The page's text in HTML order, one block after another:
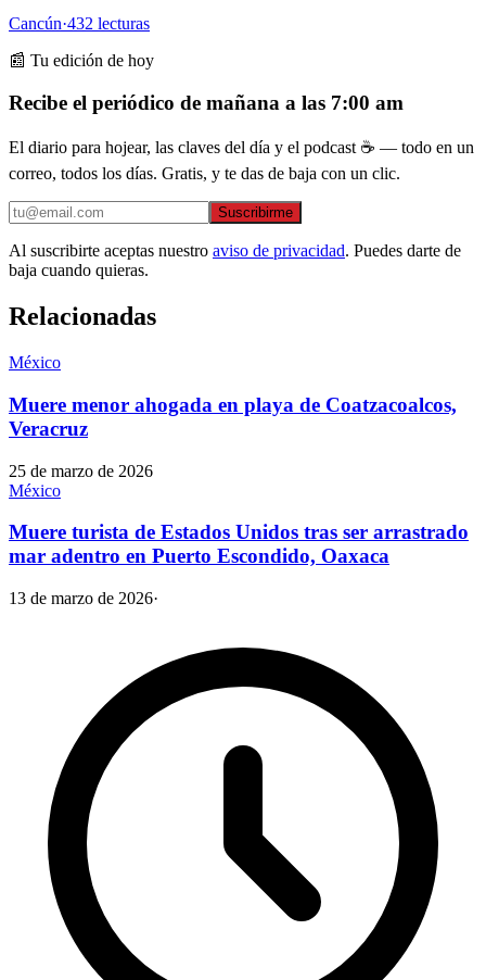
Cancún·432 lecturas
📰 Tu edición de hoy
Recibe el periódico de mañana a las 7:00 am
El diario para hojear, las claves del día y el podcast ☕ — todo en un
correo, todos los días. Gratis, y te das de baja con un clic.
Suscribirme
Al suscribirte aceptas nuestro aviso de privacidad. Puedes darte de
baja cuando quieras.
Relacionadas
México
Muere menor ahogada en playa de Coatzacoalcos,
Veracruz
25 de marzo de 2026
México
Muere turista de Estados Unidos tras ser arrastrado
mar adentro en Puerto Escondido, Oaxaca
13 de marzo de 2026·